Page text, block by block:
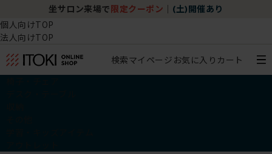
坐サロン来場で 限定クーポン (土)開催あり
個人向けTOP
法人向けTOP
検索マイページ お気に入り カート